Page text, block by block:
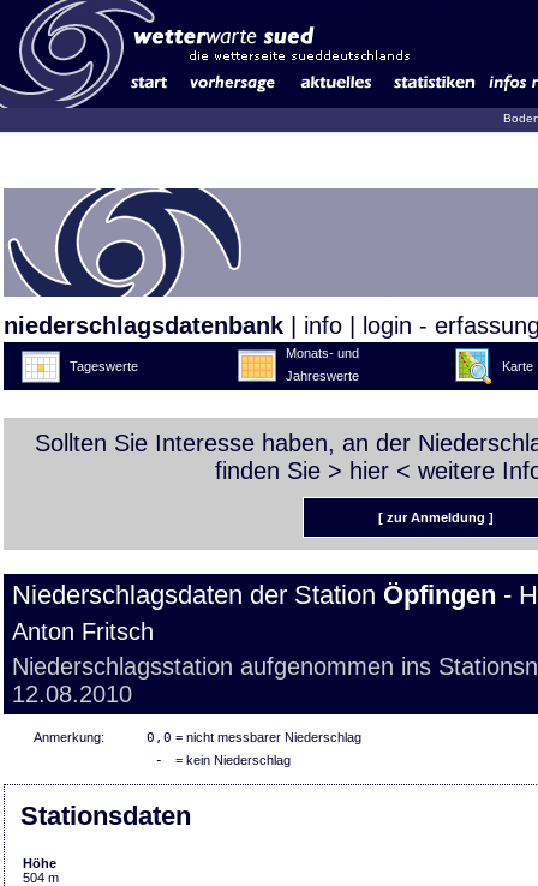
niederschlagsdatenbank info login -
Tageswerte
Monats- und
Jahreswerte
Karte
Sollten Sie Interesse haben, an der
finden Sie > hier < weitere
[ zur Anmeldung ]
Niederschlagsdaten der Station Öpfingen -
Anton Fritsch
Niederschlagsstation aufgenommen ins
12.08.2010
Anmerkung: 0,0 = nicht messbarer Niederschlag
- = kein Niederschlag
Stationsdaten
Höhe
504 m